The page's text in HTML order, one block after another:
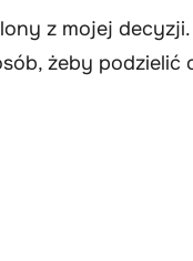
z mojej
żeby podzielić